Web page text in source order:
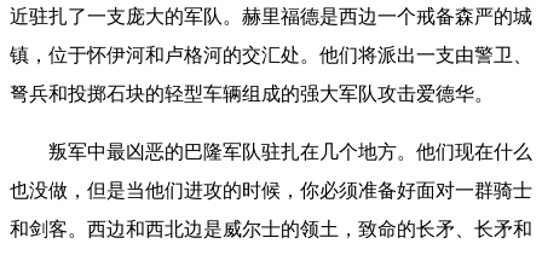
近驻扎了一支庞大的军队。 赫里福德是西边一个戒备森严的城
镇，位于怀伊河和卢格河的交汇处。他们将派出一支由警卫、
弩兵和投掷石块的轻型车辆组成的强大军队攻击爱德华。
叛军中最凶恶的巴隆军队驻扎在几个地方。他们现在什么
也没做，但是当他们进攻的时候，你必须准备好面对一群骑士
和剑客。西边和西北边是威尔士的领土，致命的长矛、长矛和